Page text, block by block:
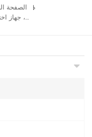
الصفحة
اختبار ضغط ورق القماش غير المنسوج، جهاز اختبار الرأس الهيدروستاتيكي